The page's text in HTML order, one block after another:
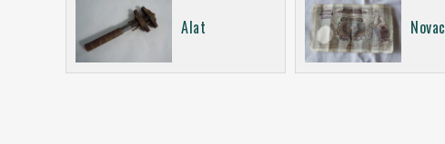
Alat Novac